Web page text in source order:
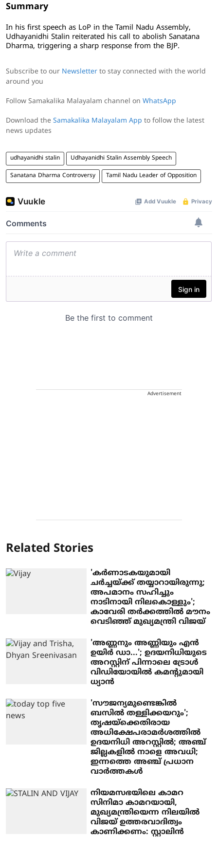
Summary
In his first speech as LoP in the Tamil Nadu Assembly,
Udhayanidhi Stalin reiterated his call to abolish Sanatana
Dharma, triggering a sharp response from the BJP.
Subscribe to our Newsletter to stay connected with the world
around you
Follow Samakalika Malayalam channel on WhatsApp
Download the Samakalika Malayalam App to follow the latest
news updates
udhayanidhi stalin Udhayanidhi Stalin Assembly Speech
Sanatana Dharma Controversy Tamil Nadu Leader of Opposition
Advertisement
Related Stories
'കർണാടകയുമായി
ചർച്ചയ്ക്ക് തയ്യാറായിരുന്നു;
അപമാനം സഹിച്ചും
നാടിനായി നിലകൊള്ളും';
കാവേരി തർക്കത്തിൽ മൗനം
വെടിഞ്ഞ് മുഖ്യമന്ത്രി വിജയ്
'അണ്ണനും അണ്ണിയും എന്‍
ഉയിര്‍ ഡാ...'; ഉദയനിധിയുടെ
അറസ്റ്റിന് പിന്നാലെ ട്രോള്‍
വിഡിയോയില്‍ കമന്റുമായി
ധ്യാന്‍
'സൗജന്യമുണ്ടെങ്കില്‍
ബസില്‍ തള്ളിക്കയറും';
തൃഷയ്‌ക്കെതിരായ
അധിക്ഷേപരാമര്‍ശത്തില്‍
ഉദയനിധി അറസ്റ്റില്‍; അഞ്ച്
ജില്ലകളില്‍ നാളെ അവധി;
ഇന്നത്തെ അഞ്ച് പ്രധാന
വാര്‍ത്തകള്‍
നിയമസഭയിലെ കാമറ
സിനിമാ കാമറയായി,
മുഖ്യമന്ത്രിയെന്ന നിലയില്‍
വിജയ് ഉത്തരവാദിത്വം
കാണിക്കണം: സ്റ്റാലിന്‍